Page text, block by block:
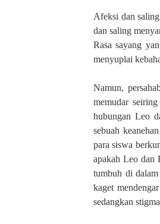
Afeksi dan
dan saling
Rasa sayang
menyuplai
Namun,
memudar
hubungan Leo
sebuah
para siswa
apakah Leo dan
tumbuh di
kaget
sedangkan